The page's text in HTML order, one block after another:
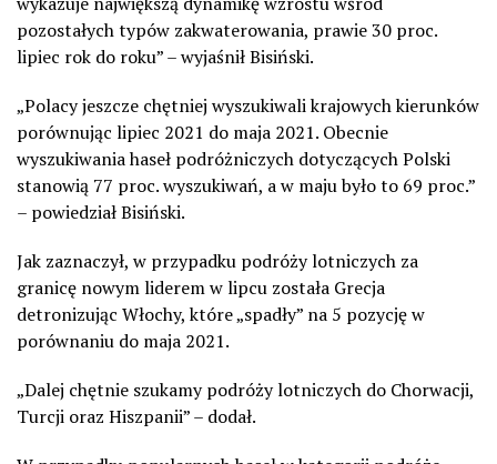
pozostałych typów zakwaterowania, prawie 30 proc.
lipiec rok do roku” – wyjaśnił Bisiński.
„Polacy jeszcze chętniej wyszukiwali krajowych kierunków
porównując lipiec 2021 do maja 2021. Obecnie
wyszukiwania haseł podróżniczych dotyczących Polski
stanowią 77 proc. wyszukiwań, a w maju było to 69 proc.”
– powiedział Bisiński.
Jak zaznaczył, w przypadku podróży lotniczych za
granicę nowym liderem w lipcu została Grecja
detronizując Włochy, które „spadły” na 5 pozycję w
porównaniu do maja 2021.
„Dalej chętnie szukamy podróży lotniczych do Chorwacji,
Turcji oraz Hiszpanii” – dodał.